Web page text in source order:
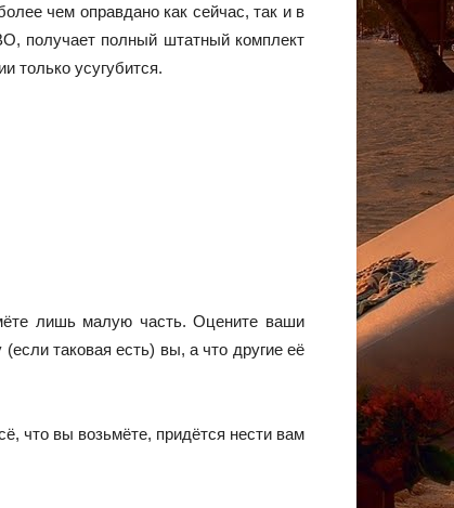
чем оправдано как сейчас, так и в
получает полный штатный комплект
только усугубится.
лишь малую часть. Оцените ваши
таковая есть) вы, а что другие её
что вы возьмёте, придётся нести вам